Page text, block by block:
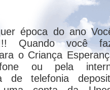
já
livros e
na Bíblia?
erros que nele
de Kardec
época do ano
Quando você
o Criança
ou pela
de telefonia